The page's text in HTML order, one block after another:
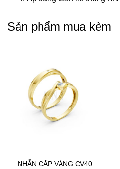
Sản phẩm mua kèm
NHẪN CẶP VÀNG CV40